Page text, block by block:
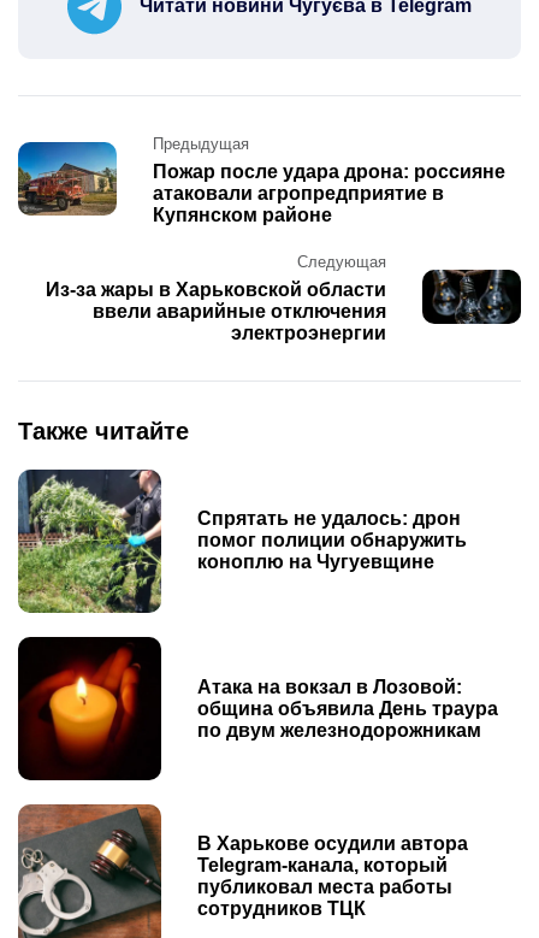
Читати новини Чугуєва в Telegram
Post
navigation
Предыдущая
Пожар после удара дрона: россияне
атаковали агропредприятие в
Купянском районе
Следующая
Из-за жары в Харьковской области
ввели аварийные отключения
электроэнергии
Также читайте
Спрятать не удалось: дрон
помог полиции обнаружить
коноплю на Чугуевщине
Атака на вокзал в Лозовой:
община объявила День траура
по двум железнодорожникам
В Харькове осудили автора
Telegram-канала, который
публиковал места работы
сотрудников ТЦК